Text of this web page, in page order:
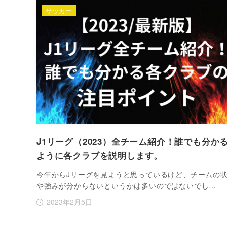
J1リーグ（2023）全チーム紹介！誰でも分か
ように各クラブを説明します。
今年からJリーグを見ようと思っているけど、チームの
や強みが分からないというかは多いのではないでし…
2023年2月5日
サッカー